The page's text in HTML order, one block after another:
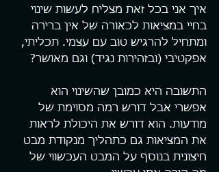
איך אני בכל זאת מצליח לעשות שינוי
בחיי במציאות לכאורה של אין ברירה
ומתחיל להרגיש טוב עם עצמי. תכליתי,
אפקטיבי (ובזהירות נגיד) וגם מאושר?
התשובה היא כמובן שהשינוי הוא
אפשרי אבל דורש רמה מסוימת של
מודעות. הוא דורש את היכולת לראות
את המציאות גם כתהליך מנקודת מבט
חיצונית בנוסף על המבט העכשווי של